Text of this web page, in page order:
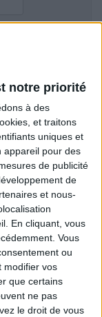
notre priorité
à des
et traitons
uniques et
appareil pour des
de publicité
de
et nous-
En cliquant, vous
Vous
ou
modifier vos
que certains
ne pas
le droit de vous
les articles